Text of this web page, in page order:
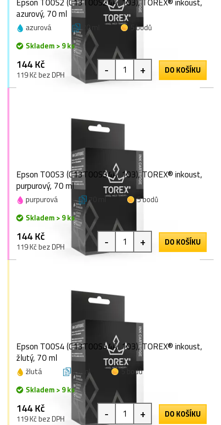
azurový, 70 ml
azurová 70 ml
5 bodů
Skladem > 9 ks
144 Kč
119 Kč bez DPH - + DO KOŠÍKU
Epson T00S3 (C13T00S34A, 103), TOREX® inkoust,
purpurový, 70 ml
purpurová 70 ml
5 bodů
Skladem > 9 ks
144 Kč
119 Kč bez DPH - + DO KOŠÍKU
Epson T00S4 (C13T00S44A, 103), TOREX® inkoust,
žlutý, 70 ml
žlutá 70 ml
5 bodů
Skladem > 9 ks
144 Kč
119 Kč bez DPH - + DO KOŠÍKU